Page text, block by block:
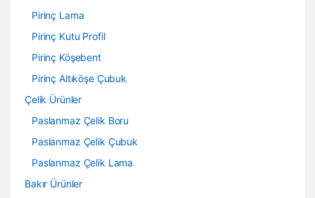
Pirinç Lama
Pirinç Kutu Profil
Pirinç Köşebent
Pirinç Altıköşe Çubuk
Çelik Ürünler
Paslanmaz Çelik Boru
Paslanmaz Çelik Çubuk
Paslanmaz Çelik Lama
Bakır Ürünler